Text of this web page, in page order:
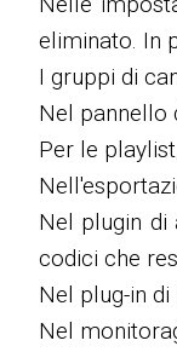
eliminato. In
I gruppi di
Nel pannello
Per le
Nel plugin di
codici che
Nel plug-in
Nel